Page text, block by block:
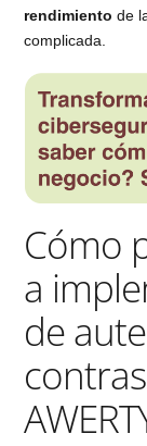
rendimiento de
complicada.
Cómo
a
de